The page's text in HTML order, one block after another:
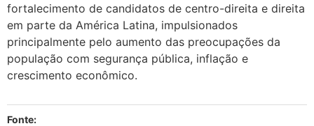
fortalecimento de candidatos de centro-direita e direita
em parte da América Latina, impulsionados
principalmente pelo aumento das preocupações da
população com segurança pública, inflação e
crescimento econômico.
Fonte: